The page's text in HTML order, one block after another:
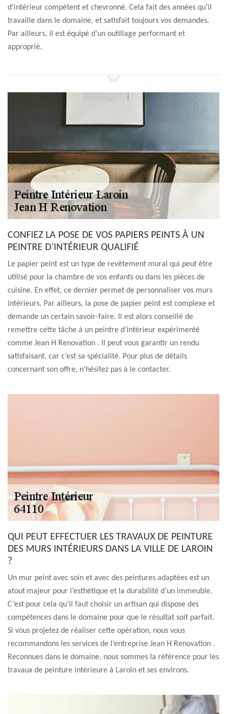
d’intérieur compétent et chevronné. Cela fait des années qu’il
travaille dans le domaine, et satisfait toujours vos demandes.
Par ailleurs, il est équipé d’un outillage performant et
approprié.
CONFIEZ LA POSE DE VOS PAPIERS PEINTS À UN
PEINTRE D’INTÉRIEUR QUALIFIÉ
Le papier peint est un type de revêtement mural qui peut être
utilisé pour la chambre de vos enfants ou dans les pièces de
cuisine. En effet, ce dernier permet de personnaliser vos murs
intérieurs. Par ailleurs, la pose de papier peint est complexe et
demande un certain savoir-faire. Il est alors conseillé de
remettre cette tâche à un peintre d’intérieur expérimenté
comme Jean H Renovation . Il peut vous garantir un rendu
satisfaisant, car c’est sa spécialité. Pour plus de détails
concernant son offre, n’hésitez pas à le contacter.
QUI PEUT EFFECTUER LES TRAVAUX DE PEINTURE
DES MURS INTÉRIEURS DANS LA VILLE DE LAROIN
?
Un mur peint avec soin et avec des peintures adaptées est un
atout majeur pour l’esthétique et la durabilité d’un immeuble.
C’est pour cela qu’il faut choisir un artisan qui dispose des
compétences dans le domaine pour que le résultat soit parfait.
Si vous projetez de réaliser cette opération, nous vous
recommandons les services de l’entreprise Jean H Renovation .
Reconnues dans le domaine, nous sommes la référence pour les
travaux de peinture intérieure à Laroin et ses environs.